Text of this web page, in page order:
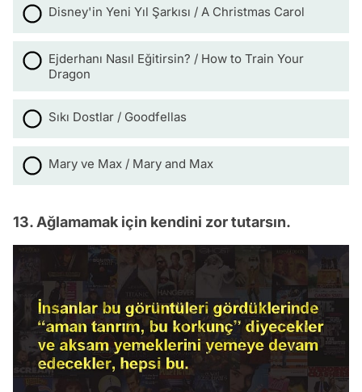
Disney'in Yeni Yıl Şarkısı / A Christmas Carol
Ejderhanı Nasıl Eğitirsin? / How to Train Your
Dragon
Sıkı Dostlar / Goodfellas
Mary ve Max / Mary and Max
13. Ağlamamak için kendini zor tutarsın.